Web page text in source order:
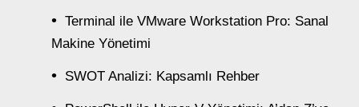
Terminal ile VMware Workstation Pro: Sanal
Makine Yönetimi
SWOT Analizi: Kapsamlı Rehber